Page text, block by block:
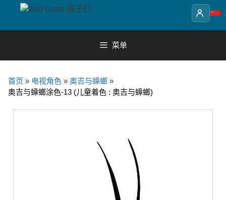
content
菜单
首页 » 电视角色 » 奥吉与蟑螂 »
奥吉与蟑螂涂色-13 (儿童着色 : 奥吉与蟑螂)